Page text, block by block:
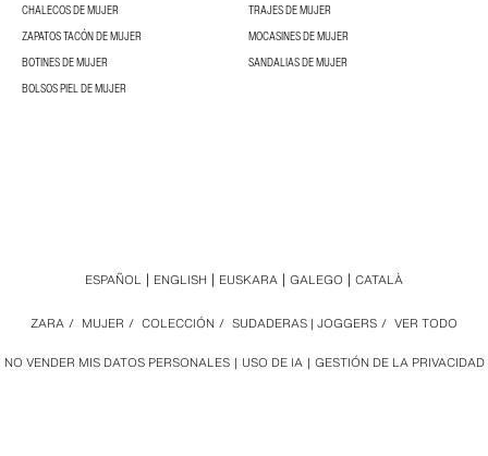
CHALECOS DE MUJER
TRAJES DE MUJER
ZAPATOS TACÓN DE MUJER
MOCASINES DE MUJER
BOTINES DE MUJER
SANDALIAS DE MUJER
BOLSOS PIEL DE MUJER
NO VENDER MIS DATOS PERSONALES USO DE IA GESTIÓN DE LA PRIVACIDAD
ZARA / MUJER / COLECCIÓN / SUDADERAS | JOGGERS / VER TODO
ESPAÑOL ENGLISH EUSKARA GALEGO CATALÀ